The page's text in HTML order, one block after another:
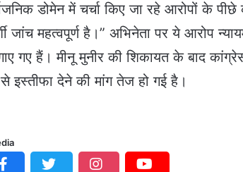
डोमेन में चर्चा किए जा रहे आरोपों के पीछे
महत्वपूर्ण है।” अभिनेता पर ये आरोप
गए हैं। मीनू मुनीर की शिकायत के बाद
देने की मांग तेज हो गई है।